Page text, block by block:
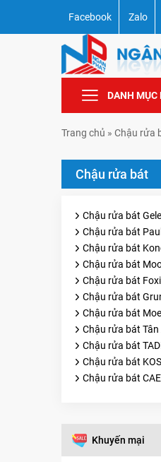
Facebook Zalo
DANH MỤC
Trang chủ » Chậu rửa
Chậu rửa bát
Chậu rửa bát
Chậu rửa bát
Chậu rửa bát
Chậu rửa bát
Chậu rửa bát
Chậu rửa bát
Chậu rửa bát
Chậu rửa bát Tân
Chậu rửa bát
Chậu rửa bát
Chậu rửa bát
Khuyến mại